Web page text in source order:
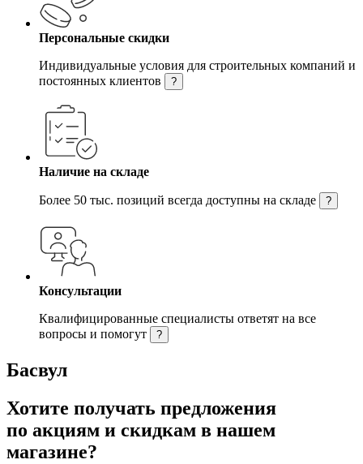
Персональные скидки
Индивидуальные условия для строительных компаний и
постоянных клиентов
?
Наличие на складе
Более 50 тыс. позиций всегда доступны на складе ?
Консультации
Квалифицированные специалисты ответят на все
вопросы и помогут
?
Басвул
Хотите получать предложения
по акциям и скидкам в нашем
магазине?